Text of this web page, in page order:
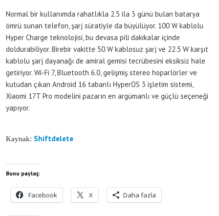
Normal bir kullanımda rahatlıkla 2.5 ila 3 günü bulan batarya
ömrü sunan telefon, şarj süratiyle da büyülüyor. 100 W kablolu
Hyper Charge teknolojisi, bu devasa pili dakikalar içinde
doldurabiliyor. Birebir vakitte 50 W kablosuz şarj ve 22.5 W karşıt
kablolu şarj dayanağı de amiral gemisi tecrübesini eksiksiz hale
getiriyor. Wi-Fi 7, Bluetooth 6.0, gelişmiş stereo hoparlörler ve
kutudan çıkan Android 16 tabanlı HyperOS 3 işletim sistemi,
Xiaomi 17T Pro modelini pazarın en argümanlı ve güçlü seçeneği
yapıyor.
Kaynak: Shiftdelete
Bunu paylaş:
Facebook X Daha fazla